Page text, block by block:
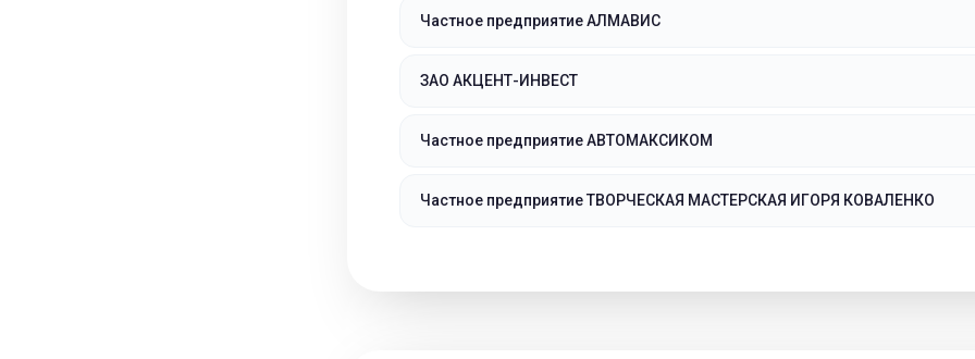
Частное предприятие АЛМАВИС
ЗАО АКЦЕНТ-ИНВЕСТ
Частное предприятие АВТОМАКСИКОМ
Частное предприятие ТВОРЧЕСКАЯ МАСТЕРСКАЯ ИГОРЯ КОВАЛЕНКО